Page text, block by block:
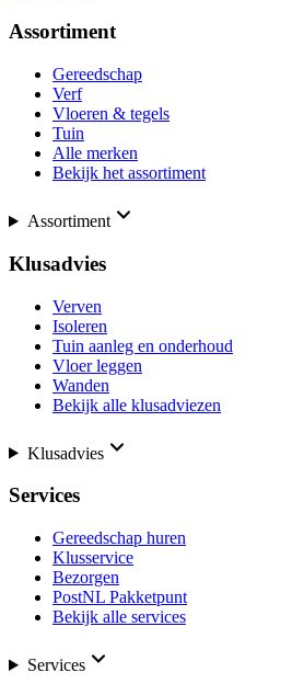
Assortiment
Gereedschap
Verf
Vloeren & tegels
Tuin
Alle merken
Bekijk het assortiment
Assortiment
Klusadvies
Verven
Isoleren
Tuin aanleg en onderhoud
Vloer leggen
Wanden
Bekijk alle klusadviezen
Klusadvies
Services
Gereedschap huren
Klusservice
Bezorgen
PostNL Pakketpunt
Bekijk alle services
Services